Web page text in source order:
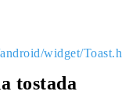
widget/
tostada